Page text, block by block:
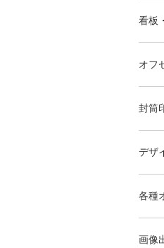
看板
オフ
封筒
デザ
各種
画像